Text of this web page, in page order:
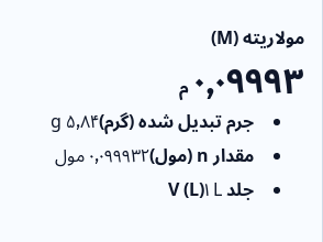
مولاریته (M)
۰٫۰۹۹۹۳ م
جرم تبدیل شده (گرم)۵٫۸۴
مقدار n (مول)
۰٫۰۹۹۹۳۲ مول
جلد V (L)
۱ L